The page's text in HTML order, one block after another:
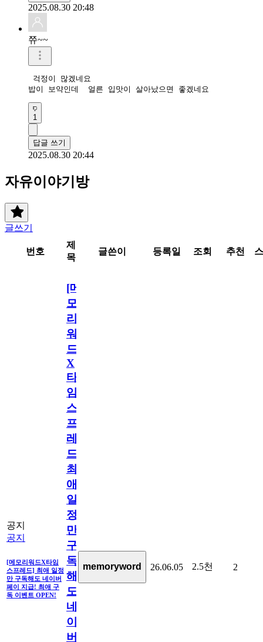
2025.08.30 20:48
쮸~~
걱정이 많겠네요
1
답글 쓰기
2025.08.30 20:44
자유이야기방
글쓰기
번호
제
목
글쓴이 등록일 조회 추천
공지
공지
[메모리워드X타임
스프레드] 최애 일정
만 구독해도 네이버
페이 지급! 최애 구
독 이벤트 OPEN!
[메
모
리
워
드
X
타
임
스
프
레
드]
최
애
일
정
만
구
독
해
도
네
이
버
memoryword 26.06.05 2.5천 2